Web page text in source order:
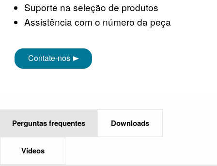
Suporte na seleção de produtos
Assistência com o número da peça
Contate-nos
Perguntas frequentes Downloads
Vídeos